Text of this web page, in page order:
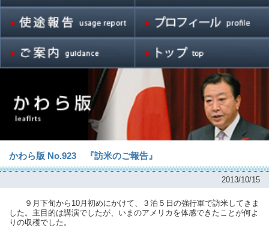
かわら版 No.923 『訪米のご報告』
2013/10/15
９月下旬から10月初めにかけて、３泊５日の強行軍で訪米してきま
した。主目的は講演でしたが、いまのアメリカを体感できたことが何よ
りの収穫でした。